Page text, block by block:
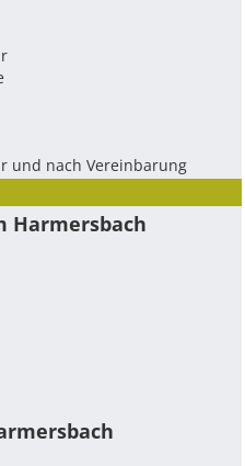
und nach Vereinbarung
Harmersbach